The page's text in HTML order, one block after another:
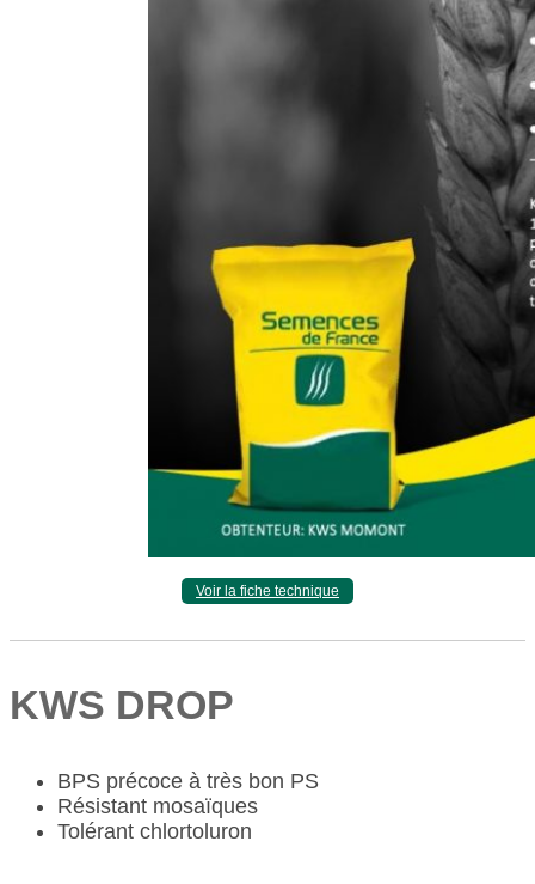
Voir la fiche technique
KWS DROP
BPS précoce à très bon PS
Résistant mosaïques
Tolérant chlortoluron